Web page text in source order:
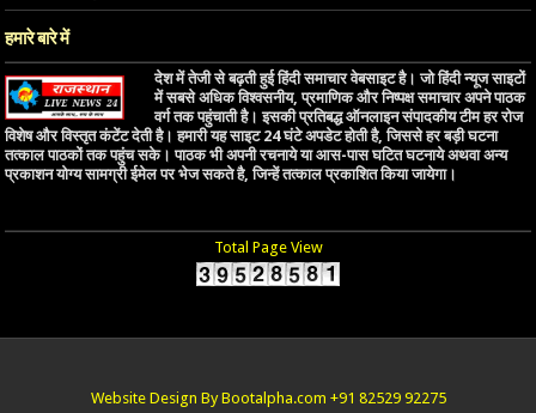
हमारे बारे में
देश में तेजी से बढ़ती हुई हिंदी समाचार वेबसाइट है। जो हिंदी न्यूज साइटों
में सबसे अधिक विश्वसनीय, प्रमाणिक और निष्पक्ष समाचार अपने पाठक
वर्ग तक पहुंचाती है। इसकी प्रतिबद्ध ऑनलाइन संपादकीय टीम हर रोज
विशेष और विस्तृत कंटेंट देती है। हमारी यह साइट 24 घंटे अपडेट होती है, जिससे हर बड़ी घटना
तत्काल पाठकों तक पहुंच सके। पाठक भी अपनी रचनाये या आस-पास घटित घटनाये अथवा अन्य
प्रकाशन योग्य सामग्री ईमेल पर भेज सकते है, जिन्हें तत्काल प्रकाशित किया जायेगा।
Total Page View
Website Design By Bootalpha.com +91 82529 92275